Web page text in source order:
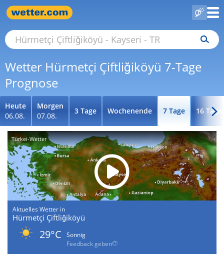
Wetter Hürmetçi Çiftliğiköyü 7-Tage
Prognose
Heute
06.08.
Morgen
07.08.
3 Tage Wochenende 7 Tage 16 Tage
Türkei-Wetter
Aktuelles Wetter in
Hürmetçi Çiftliğiköyü
29°C
Sonnig
Feedback geben